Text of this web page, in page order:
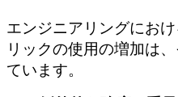
エンジニアリングにお
リックの使用の増加は
ています。